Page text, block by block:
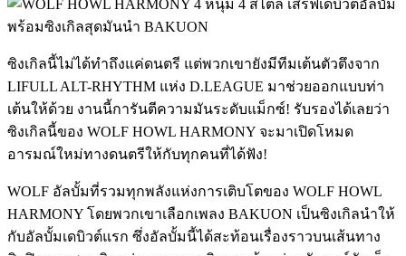
ซิงเกิลนี้ไม่ได้ทำถึงแค่ดนตรี แต่พวกเขายังมีทีมเต้นตัวตึงจาก
LIFULL ALT-RHYTHM แห่ง D.LEAGUE มาช่วยออกแบบท่า
เต้นให้ด้วย งานนี้การันตีความมันระดับแม็กซ์! รับรองได้เลยว่า
ซิงเกิลนี้ของ WOLF HOWL HARMONY จะมาเปิดโหมด
อารมณ์ใหม่ทางดนตรีให้กับทุกคนที่ได้ฟัง!
WOLF อัลบั้มที่รวมทุกพลังแห่งการเติบโตของ WOLF HOWL
HARMONY โดยพวกเขาเลือกเพลง BAKUON เป็นซิงเกิลนำให้
กับอัลบั้มเดบิวต์แรก ซึ่งอัลบั้มนี้ได้สะท้อนเรื่องราวบนเส้นทาง